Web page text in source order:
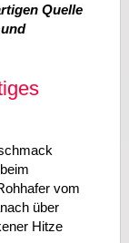
Quelle
vom
über
Hitze